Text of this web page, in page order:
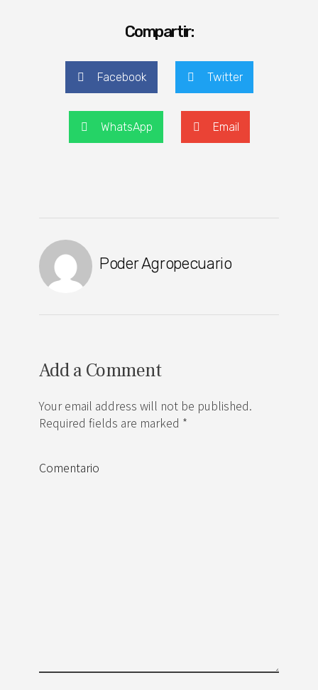
Compartir:
Facebook Twitter
WhatsApp Email
Poder Agropecuario
Add a Comment
Your email address will not be published.
Required fields are marked *
Comentario